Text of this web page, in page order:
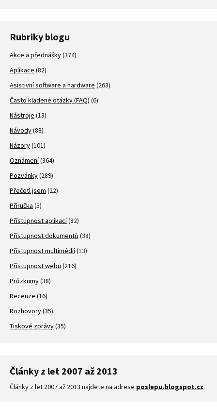
Rubriky blogu
Akce a přednášky(374)
Aplikace (82)
Asistivní software a hardware (263)
Často kladené otázky (FAQ) (6)
Nástroje (13)
Návody(88)
Názory(101)
Oznámení(364)
Pozvánky(289)
Přečetl jsem (22)
Příručka (5)
Přístupnost aplikací(82)
Přístupnost dokumentů (38)
Přístupnost multimédií(13)
Přístupnost webu (216)
Průzkumy(38)
Recenze (16)
Rozhovory(35)
Tiskové zprávy(35)
Články z let 2007 až 2013
Články z let 2007 až 2013 najdete na adrese poslepu.blogspot.cz.